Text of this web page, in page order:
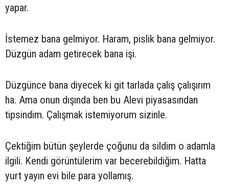
yapar.
İstemez bana gelmiyor. Haram, pislik bana gelmiyor.
Düzgün adam getirecek bana işi.
Düzgünce bana diyecek ki git tarlada çalış çalışırım
ha. Ama onun dışında ben bu Alevi piyasasından
tipsindim. Çalışmak istemiyorum sizinle.
Çektiğim bütün şeylerde çoğunu da sildim o adamla
ilgili. Kendi görüntülerim var becerebildiğim. Hatta
yurt yayın evi bile para yollamış.